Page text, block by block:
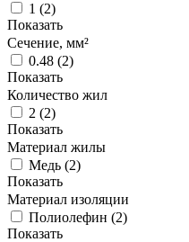
1 (2)
Показать
Сечение, мм²
0.48 (2)
Показать
Количество жил
2 (2)
Показать
Материал жилы
Медь (2)
Показать
Материал изоляции
Полиолефин (2)
Показать